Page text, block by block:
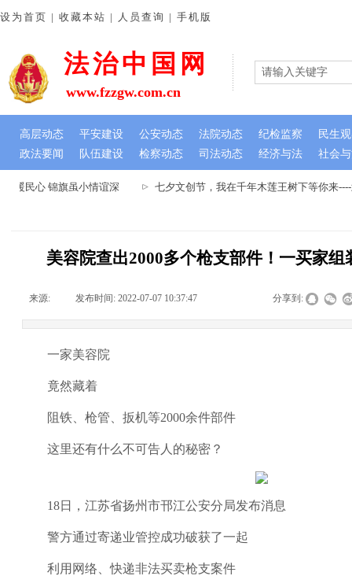
暖民心 锦旗虽小情谊深 七夕文创节，我在千年木莲王树下等你来----
法治中国网
政法要闻 队伍建设 检察动态 司法动态 经济与法 社会
设为首页 | 收藏本站 | 人员查询 | 手机版
www.fzzgw.com.cn
高层动态 平安建设 公安动态 法院动态 纪检监察 民生
美容院查出2000多个枪支部件！一买家
来源: 发布时间: 2022-07-07 10:37:47 分享到:
一家美容院
竟然藏着
阻铁、枪管、扳机等2000余件部件
这里还有什么不可告人的秘密？
18日，江苏省扬州市邗江公安分局发布消息
警方通过寄递业管控成功破获了一起
利用网络、快递非法买卖枪支案件